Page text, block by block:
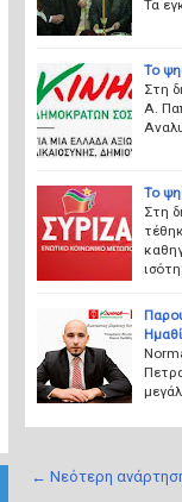
Τα
Το
Στη
Α.
To
Στη
← Νεότερη